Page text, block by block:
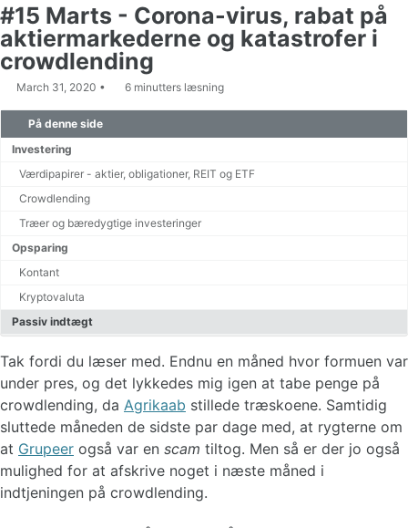
Skat af aktier lagerbeskatning eller realisationsbeskatning
Crowdlending Danmark
Renters rente beregner
#15 Marts - Corona-virus, rabat på
aktiermarkederne og katastrofer i
crowdlending
March 31, 2020 6 minutters læsning
På denne side
Investering
Værdipapirer - aktier, obligationer, REIT og ETF
Crowdlending
Træer og bæredygtige investeringer
Opsparing
Kontant
Kryptovaluta
Passiv indtægt
Tak fordi du læser med. Endnu en måned hvor formuen var
under pres, og det lykkedes mig igen at tabe penge på
crowdlending, da Agrikaab stillede træskoene. Samtidig
sluttede måneden de sidste par dage med, at rygterne om
at Grupeer også var en scam tiltog. Men så er der jo også
mulighed for at afskrive noget i næste måned i
indtjeningen på crowdlending.